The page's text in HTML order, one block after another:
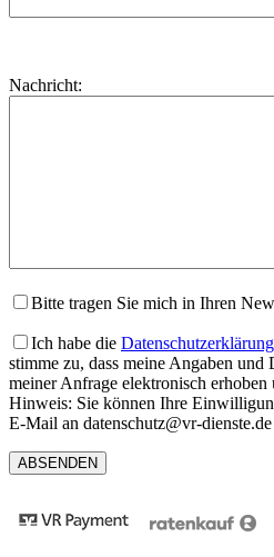
dieses
lasse
Nachricht:
Bitte tragen Sie mich in Ihren
Ich habe die Datenschutzerklärung
stimme zu, dass meine Angaben
meiner Anfrage elektronisch erhoben
Hinweis: Sie können Ihre
E-Mail an datenschutz@vr-